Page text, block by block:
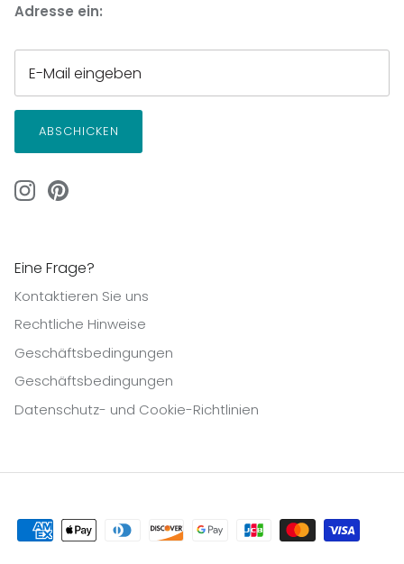
Adresse ein:
ABSCHICKEN
Eine Frage?
Kontaktieren Sie uns
Rechtliche Hinweise
Geschäftsbedingungen
Geschäftsbedingungen
Datenschutz- und Cookie-Richtlinien